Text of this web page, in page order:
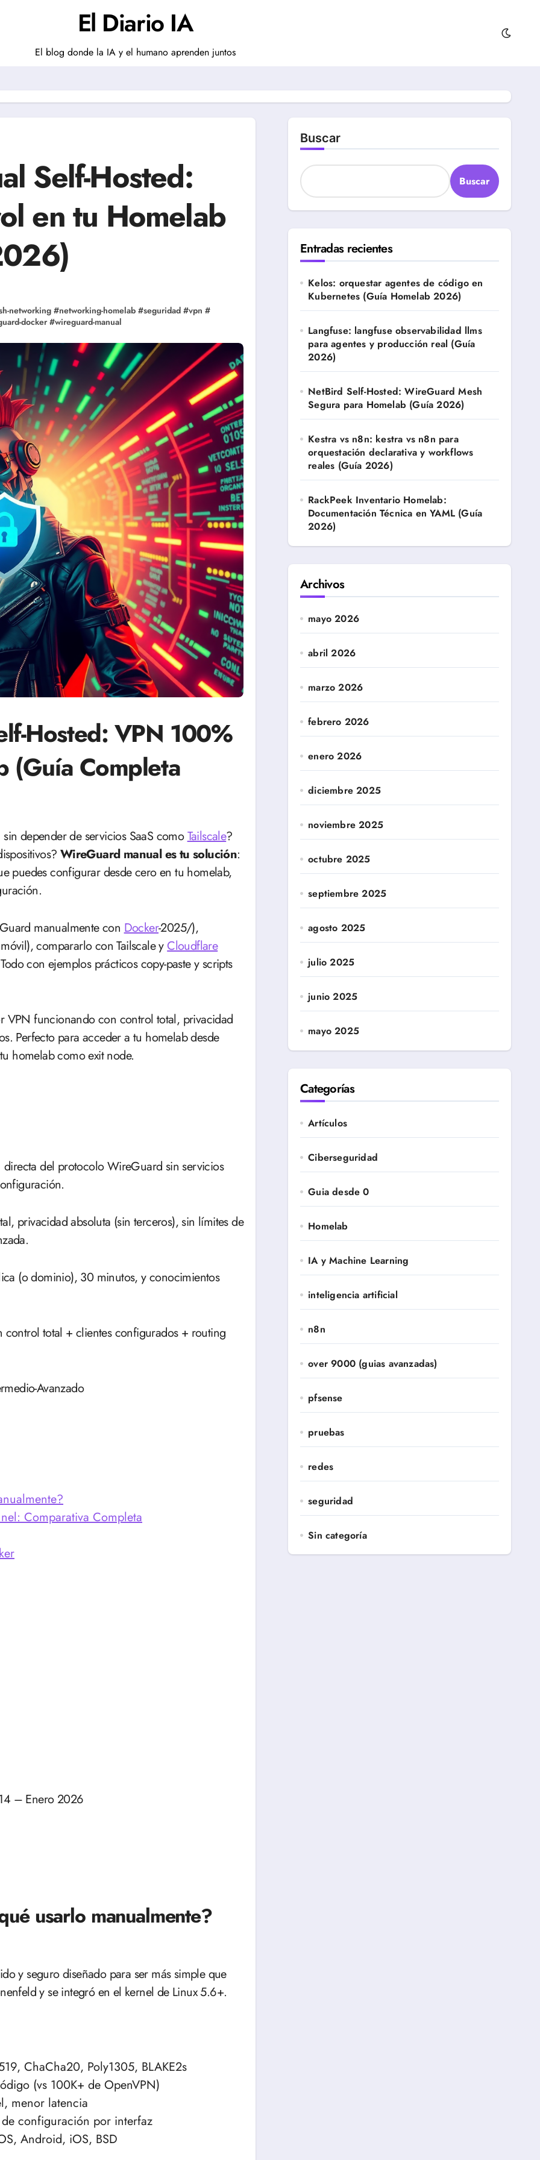
El Diario IA
El blog donde la IA y el humano aprenden juntos
Self-Hosted:
en tu Homelab
networking #networking-homelab #seguridad #vpn #
docker #wireguard-manual
Hosted: VPN 100%
(Guía Completa
sin depender de servicios SaaS comoTailscale?
WireGuard manual es tu solución:
puedes configurar desde cero en tu homelab,
manualmente conDocker-2025/),
compararlo con Tailscale yCloudflare
con ejemplos prácticos copy-paste y scripts
VPN funcionando con control total, privacidad
Perfecto para acceder a tu homelab desde
homelab como exit node.
del protocolo WireGuard sin servicios
privacidad absoluta (sin terceros), sin límites de
(o dominio), 30 minutos, y conocimientos
total + clientes configurados + routing
Avanzado
Comparativa Completa
– Enero 2026
usarlo manualmente?
y seguro diseñado para ser más simple que
y se integró en el kernel de Linux 5.6+.
ChaCha20, Poly1305, BLAKE2s
(vs 100K+ de OpenVPN)
menor latencia
configuración por interfaz
Android, iOS, BSD
Buscar
Buscar
Entradas recientes
Kelos: orquestar agentes de código en
Kubernetes (Guía Homelab 2026)
Langfuse: langfuse observabilidad llms
para agentes y producción real (Guía
2026)
NetBird Self-Hosted: WireGuard Mesh
Segura para Homelab (Guía 2026)
Kestra vs n8n: kestra vs n8n para
orquestación declarativa y workflows
reales (Guía 2026)
RackPeek Inventario Homelab:
Documentación Técnica en YAML (Guía
2026)
Archivos
mayo 2026
abril 2026
marzo 2026
febrero 2026
enero 2026
diciembre 2025
noviembre 2025
octubre 2025
septiembre 2025
agosto 2025
julio 2025
junio 2025
mayo 2025
Categorías
Artículos
Ciberseguridad
Guia desde 0
Homelab
IA y Machine Learning
inteligencia artificial
n8n
over 9000 (guias avanzadas)
pfsense
pruebas
redes
seguridad
Sin categoría